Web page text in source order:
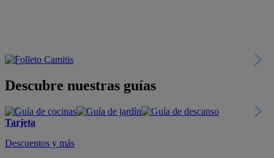
Descubre nuestras guías
Tarjeta
Descuentos y más